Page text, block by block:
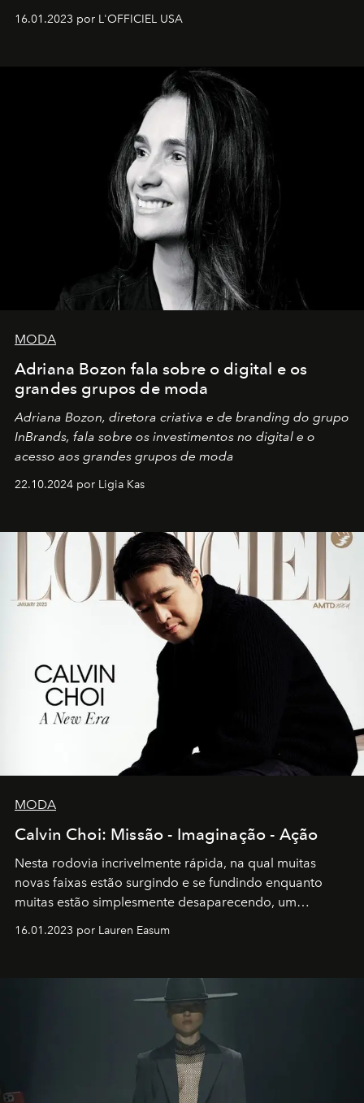
16.01.2023 por L'OFFICIEL USA
MODA
Adriana Bozon fala sobre o digital e os
grandes grupos de moda
Adriana Bozon, diretora criativa e de branding do grupo
InBrands, fala sobre os investimentos no digital e o
acesso aos grandes grupos de moda
22.10.2024 por Ligia Kas
MODA
Calvin Choi: Missão - Imaginação - Ação
Nesta rodovia incrivelmente rápida, na qual muitas
novas faixas estão surgindo e se fundindo enquanto
muitas estão simplesmente desaparecendo, um
transportador AMTD abrindo caminho para muitos
por propósitos, com um claro senso de missão na vida e
16.01.2023 por Lauren Easum